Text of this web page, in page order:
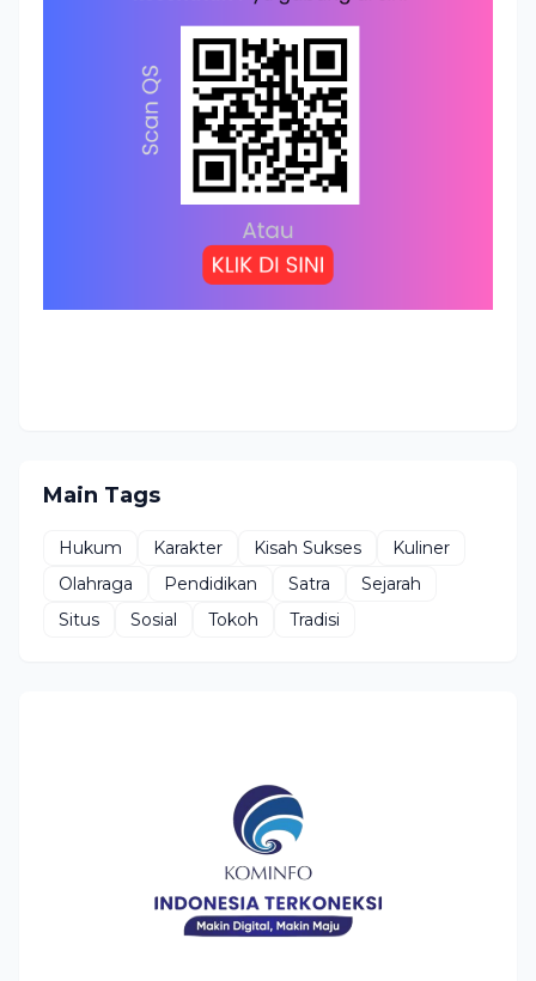
Main Tags
Hukum Karakter Kisah Sukses
Kuliner
Olahraga
Pendidikan Satra
Sejarah
Situs
Sosial Tokoh Tradisi